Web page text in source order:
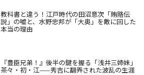
教科書と違う！江戸時代の田沼意次「賄賂伝
説」の嘘と、水野忠邦が「大奥」を敵に回した
本当の理由
『豊臣兄弟！』後半の鍵を握る「浅井三姉妹」
茶々・初・江——秀吉に翻弄された波乱の生涯